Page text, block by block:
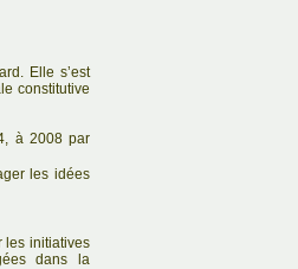
Elle s’est
constitutive
à 2008 par
les idées
les initiatives
dans la